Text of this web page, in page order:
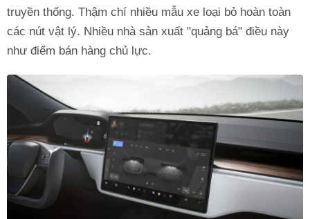
truyền thống. Thậm chí nhiều mẫu xe loại bỏ hoàn toàn
các nút vật lý. Nhiều nhà sản xuất "quảng bá" điều này
như điểm bán hàng chủ lực.